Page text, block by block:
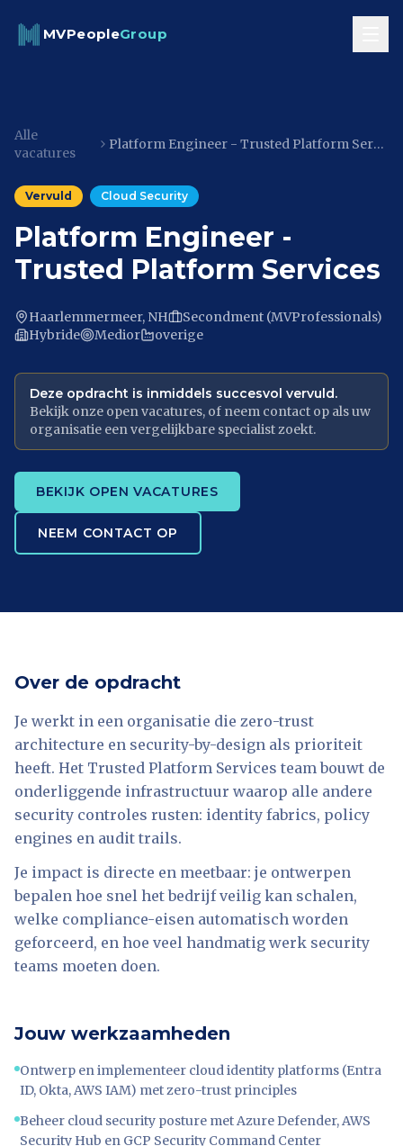
MVPeopleGroup
Alle
vacatures
Platform Engineer - Trusted Platform Services
Vervuld Cloud Security
Platform Engineer -
Trusted Platform Services
Haarlemmermeer, NH
Secondment (MVProfessionals)
Hybride
Medior overige
Deze opdracht is inmiddels succesvol vervuld.
Bekijk onze open vacatures, of neem contact op als uw
organisatie een vergelijkbare specialist zoekt.
BEKIJK OPEN VACATURES
NEEM CONTACT OP
Over de opdracht
Je werkt in een organisatie die zero-trust
architecture en security-by-design als prioriteit
heeft. Het Trusted Platform Services team bouwt de
onderliggende infrastructuur waarop alle andere
security controles rusten: identity fabrics, policy
engines en audit trails.
Je impact is directe en meetbaar: je ontwerpen
bepalen hoe snel het bedrijf veilig kan schalen,
welke compliance-eisen automatisch worden
geforceerd, en hoe veel handmatig werk security
teams moeten doen.
Jouw werkzaamheden
Ontwerp en implementeer cloud identity platforms (Entra
ID, Okta, AWS IAM) met zero-trust principles
Beheer cloud security posture met Azure Defender, AWS
Security Hub en GCP Security Command Center